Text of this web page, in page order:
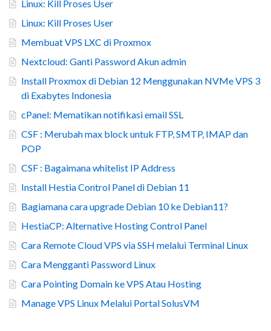
Linux: Kill Proses User
Linux: Kill Proses User
Membuat VPS LXC di Proxmox
Nextcloud: Ganti Password Akun admin
Install Proxmox di Debian 12 Menggunakan NVMe VPS 3
di Exabytes Indonesia
cPanel: Mematikan notifikasi email SSL
CSF : Merubah max block untuk FTP, SMTP, IMAP dan
POP
CSF : Bagaimana whitelist IP Address
Install Hestia Control Panel di Debian 11
Bagiamana cara upgrade Debian 10 ke Debian11?
HestiaCP: Alternative Hosting Control Panel
Cara Remote Cloud VPS via SSH melalui Terminal Linux
Cara Mengganti Password Linux
Cara Pointing Domain ke VPS Atau Hosting
Manage VPS Linux Melalui Portal SolusVM